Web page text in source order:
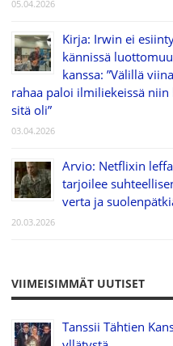
05.04.2026
Kirja: Irwin ei
kännissä
kanssa: ”Välillä
rahaa paloi ilmiliekeissä niin
sitä oli”
03.04.2026
Arvio: Netflixin
tarjoilee
verta ja
20.03.2026
VIIMEISIMMÄT UUTISET
Tanssii Tähtien